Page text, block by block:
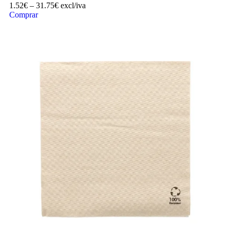
1.52€ – 31.75€ excl/iva
Comprar